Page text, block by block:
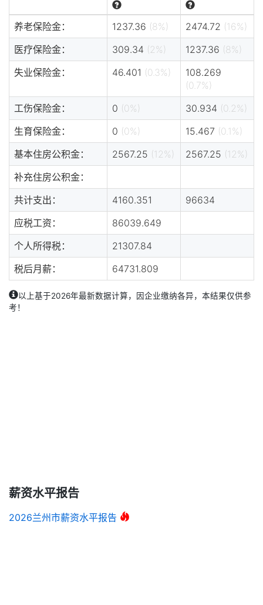
养老保险金： 1237.36 (8%) 2474.72 (16%)
医疗保险金：
309.34 (2%) 1237.36 (8%)
失业保险金：
46.401 (0.3%)
108.269
(0.7%)
工伤保险金：
0 (0%) 30.934 (0.2%)
生育保险金：
0 (0%) 15.467 (0.1%)
基本住房公积金：
2567.25 (12%) 2567.25 (12%)
补充住房公积金：
共计支出：
4160.351
96634
应税工资：
86039.649
个人所得税：
21307.84
税后月薪：
64731.809
以上基于2026年最新数据计算，因企业缴纳各异，本结果仅供参
考！
薪资水平报告
2026兰州市薪资水平报告